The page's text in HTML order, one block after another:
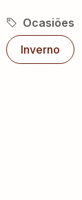
Ocasiões
Inverno